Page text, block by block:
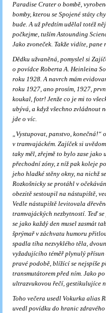
Paradise Crater o bombě,
bomby, kterou se Spojené státy
bude. A už předtím udělal totéž
počkejme, tuším Astounding
Jako zvoneček. Takže vidíte,
Dědku užvaněná, pomyslel si
o povídce Roberta A. Heinleina
roku 1928. A navrch mám
roku 1927, ano prosím, 1927,
koukal, fotr! Jenže co je mi to
ubývá, a když všechno zvládnout
jde o víc.
„Vystupovat, panstvo, konečná!“
v tramvajáckém. Zajíček si
taky měl, zřejmě to bylo zase
pře­chodní zóny, z níž pak koleje
jeho hladké stěny okny, na nichž
Rozkošnicky se protáhl v
obezitě se­stoupil na nástupiště,
Vedle nástupiště levitovala
tramvajáckých nezbytností. Teď
se jako každý den musel zasmát
šprýmař v záchvatu humoru
spadla tíha nezvyklého těla,
vyžadujícího téměř plynulý přísun
pravé podo­bě, blížící se nejspíše
transmutátorem před ním. Jako
ultrazvukovou řečí, gestikulujíce
Toho večera usedl Vokurka alias
uvedl povídku do hranic